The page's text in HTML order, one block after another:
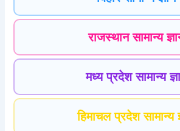
राजस्थान सामान्य
मध्य प्रदेश सामान्य
हिमाचल प्रदेश सामान्य